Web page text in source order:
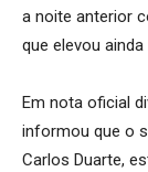
a noite anterior
que elevou
Em nota oficial
informou que o
Carlos Duarte,